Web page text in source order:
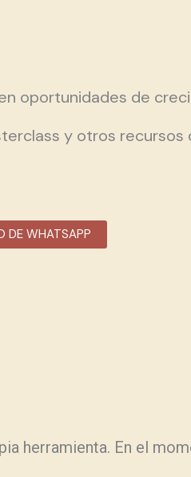
oportunidades de
y otros recursos
DE WHATSAPP
herramienta. En el